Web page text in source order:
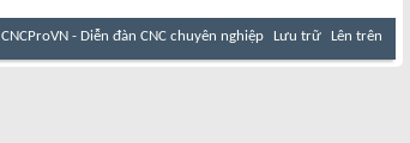
CNCProVN - Diễn đàn CNC chuyên nghiệp Lưu trữ Lên trên